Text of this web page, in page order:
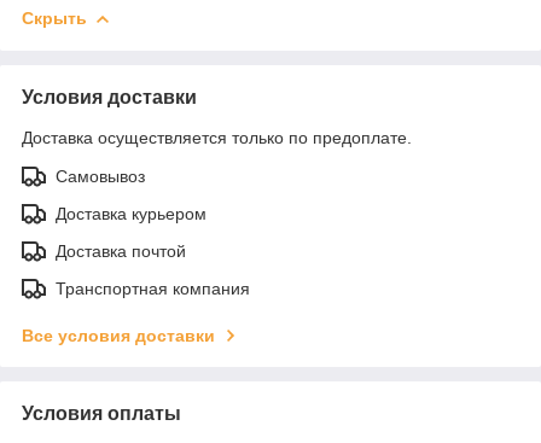
Скрыть
Условия доставки
Доставка осуществляется только по предоплате.
Самовывоз
Доставка курьером
Доставка почтой
Транспортная компания
Все условия доставки
Условия оплаты